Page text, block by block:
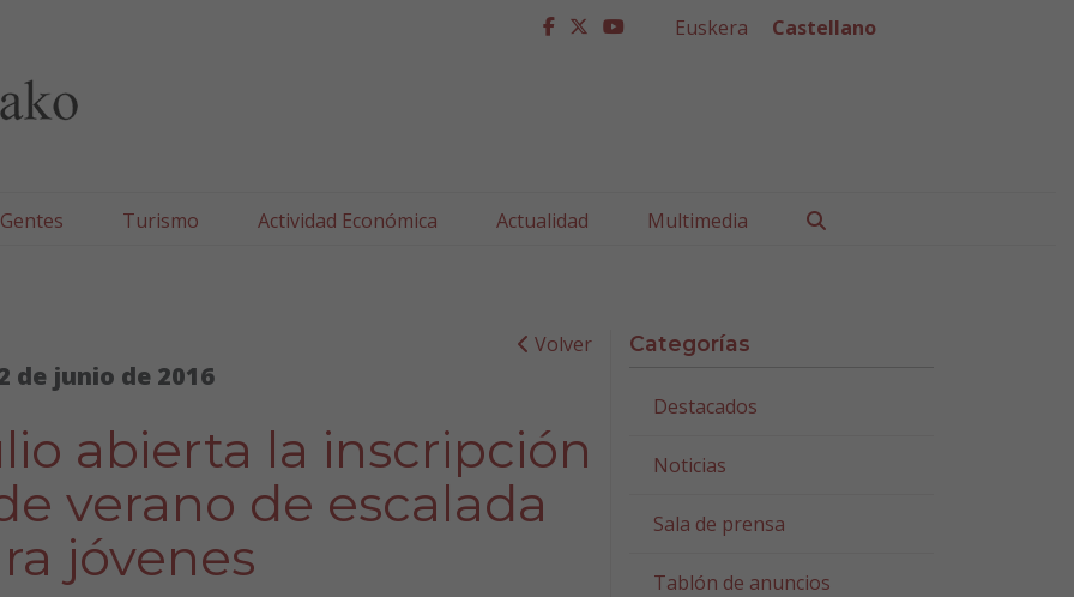
facebook
twitter
youtube
Euskera Castellano
Turismo Actividad Económica Actualidad Multimedia
Volver
de junio de 2016
abierta la inscripción
verano de escalada
jóvenes
Categorías
Destacados
Noticias
Sala de prensa
Tablón de anuncios